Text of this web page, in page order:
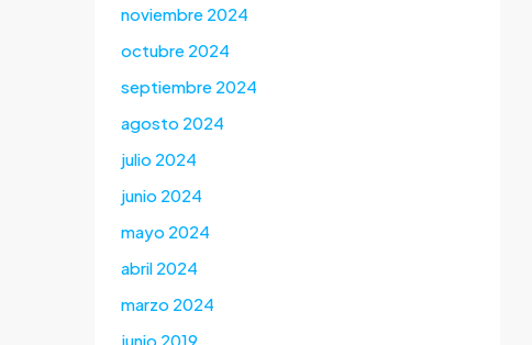
noviembre 2024
octubre 2024
septiembre 2024
agosto 2024
julio 2024
junio 2024
mayo 2024
abril 2024
marzo 2024
junio 2019